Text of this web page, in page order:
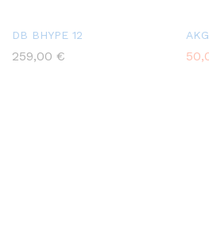
DB BHYPE 12
259,00 €